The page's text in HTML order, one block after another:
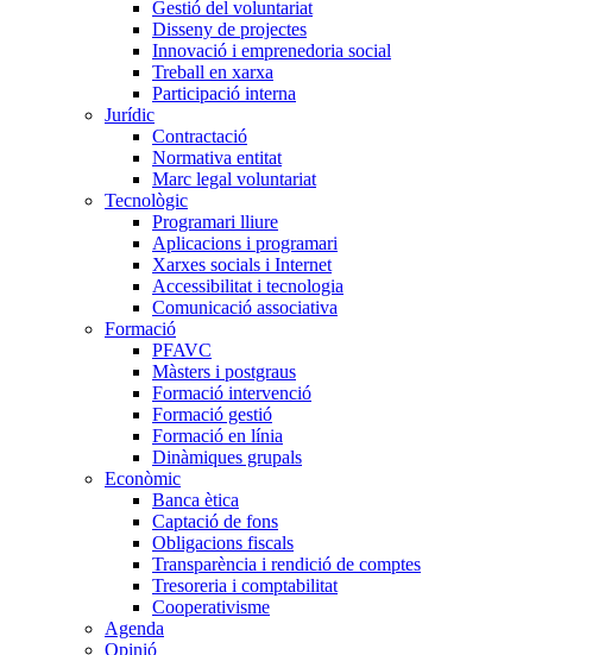
Gestió del voluntariat
Disseny de projectes
Innovació i emprenedoria social
Treball en xarxa
Participació interna
Jurídic
Contractació
Normativa entitat
Marc legal voluntariat
Tecnològic
Programari lliure
Aplicacions i programari
Xarxes socials i Internet
Accessibilitat i tecnologia
Comunicació associativa
Formació
PFAVC
Màsters i postgraus
Formació intervenció
Formació gestió
Formació en línia
Dinàmiques grupals
Econòmic
Banca ètica
Captació de fons
Obligacions fiscals
Transparència i rendició de comptes
Tresoreria i comptabilitat
Cooperativisme
Agenda
Opinió